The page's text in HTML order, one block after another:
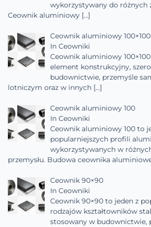
wykorzystywany do różnych
Ceownik aluminiowy […]
Ceownik aluminiowy 100×100
In Ceowniki
Ceownik aluminiowy
element konstrukcyjny,
budownictwie, przemyśle
lotniczym oraz w innych […]
Ceownik aluminiowy 100
In Ceowniki
Ceownik aluminiowy 100 to
popularniejszych profili
wykorzystywanych w
przemysłu. Budowa ceownika
Ceownik 90×90
In Ceowniki
Ceownik 90×90 to jeden z
rodzajów kształtowników
stosowany w budownictwie,